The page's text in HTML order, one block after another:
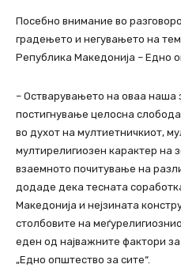
Посебно внимание во
градењето и негувањето на
Република Македонија – Едно
– Остварувањето на оваа
постигнување целосна
во духот на мултиетничкиот,
мултирелигиозен карактер на
взаемното почитување на
додаде дека тесната
Македонија и нејзината
столбовите на
еден од најважните фактори
„Едно општество за сите“.